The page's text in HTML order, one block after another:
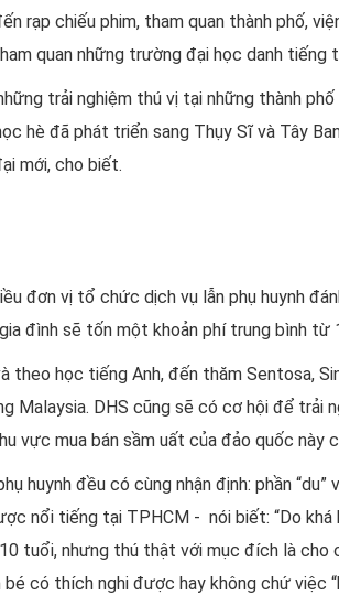
rạp chiếu phim, tham quan thành phố,
quan những trường đại học danh tiếng
trải nghiệm thú vị tại những thành phố
hè đã phát triển sang Thụy Sĩ và Tây
mới, cho biết.
đơn vị tổ chức dịch vụ lẫn phụ huynh
đình sẽ tốn một khoản phí trung bình từ
học tiếng Anh, đến thăm Sentosa,
DHS cũng sẽ có cơ hội để trải
vực mua bán sầm uất của đảo quốc
đều có cùng nhận định: phần “du”
nổi tiếng tại TPHCM - nói biết: “Do
tuổi, nhưng thú thật với mục đích là cho
có thích nghi được hay không chứ việc